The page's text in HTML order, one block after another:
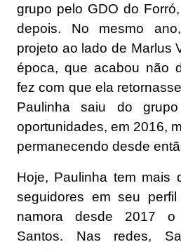
grupo pelo GDO do
depois. No mesmo
projeto ao lado de Marlus
época, que acabou não
fez com que ela
Paulinha saiu do
oportunidades, em 2016,
permanecendo desde
Hoje, Paulinha tem mais
seguidores em seu
namora desde 2017 o
Santos. Nas redes,